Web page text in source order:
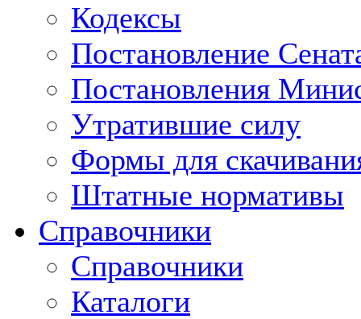
Кодексы
Постановление
Постановления
Утратившие силу
Формы для
Штатные нормативы
Справочники
Справочники
Каталоги